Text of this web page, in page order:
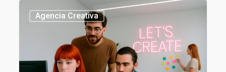
creativa
Agencia Creativa